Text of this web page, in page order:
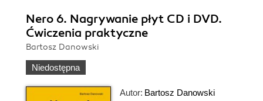
Nero 6. Nagrywanie płyt CD i DVD.
Ćwiczenia praktyczne
Bartosz Danowski
Niedostępna
Autor: Bartosz Danowski